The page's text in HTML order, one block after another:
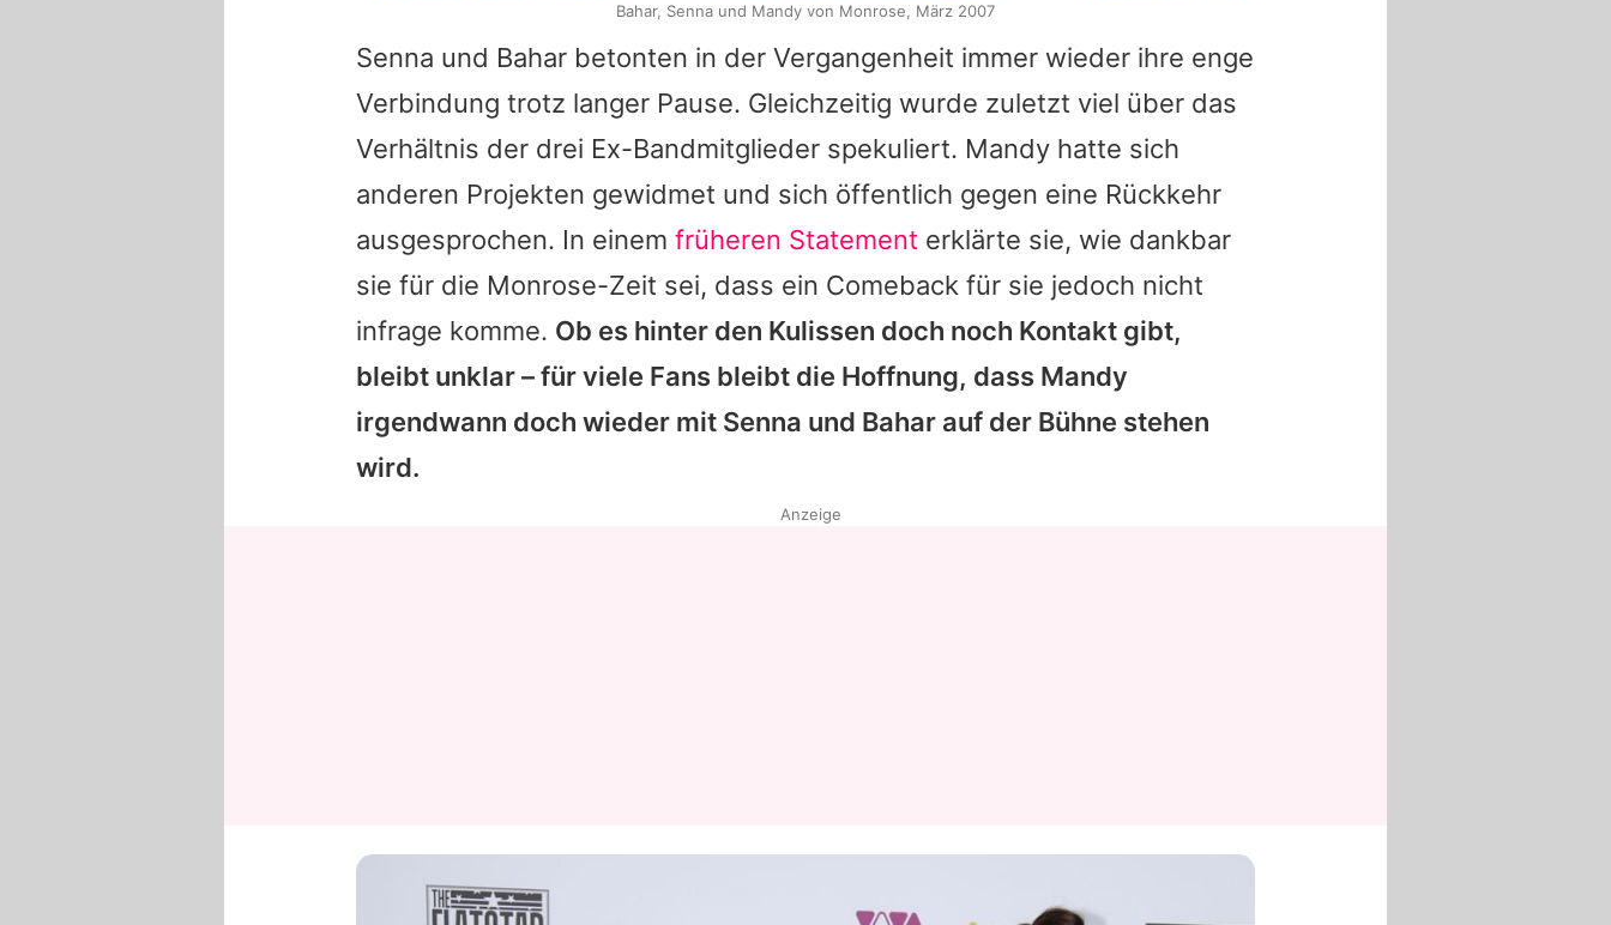
Senna und Bahar betonten in der Vergangenheit immer wieder ihre enge
Verbindung trotz langer Pause. Gleichzeitig wurde zuletzt viel über das
Verhältnis der drei Ex-Bandmitglieder spekuliert. Mandy hatte sich
anderen Projekten gewidmet und sich öffentlich gegen eine Rückkehr
ausgesprochen. In einem früheren Statement erklärte sie, wie dankbar
sie für die Monrose-Zeit sei, dass ein Comeback für sie jedoch nicht
infrage komme. Ob es hinter den Kulissen doch noch Kontakt gibt,
bleibt unklar – für viele Fans bleibt die Hoffnung, dass Mandy
irgendwann doch wieder mit Senna und Bahar auf der Bühne stehen
wird.
Bahar, Senna und Mandy von Monrose, März 2007
Anzeige